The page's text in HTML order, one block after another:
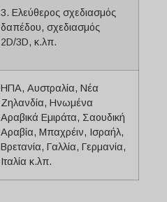
3. Ελεύθερος σχεδιασμός
δαπέδου, σχεδιασμός
2D/3D, κ.λπ.
ΗΠΑ, Αυστραλία, Νέα
Ζηλανδία, Ηνωμένα
Αραβικά Εμιράτα, Σαουδική
Αραβία, Μπαχρέιν, Ισραήλ,
Βρετανία, Γαλλία, Γερμανία,
Ιταλία κ.λπ.